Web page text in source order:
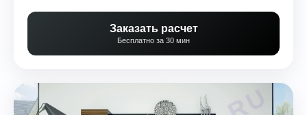
Заказать расчет
Бесплатно за 30 мин